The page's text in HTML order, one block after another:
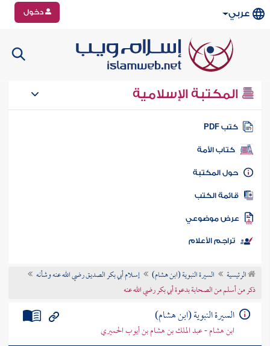
عربي دخول
المكتبة الإسلامية
كتب PDF
كتاب الأمة
المكتبة
الكتب
موضوعي
تراجم الأعلام
الرئيسية السيرة النبوية (ابن هشام)
إسلام أبي بكر الصديق رضي الله عنه وشأنه
ذكر من أسلم من الصحابة بدعوة أبي بكر رضي الله عنه
السيرة النبوية (ابن هشام)
ابن هشام - عبد الملك بن هشام بن أيوب الحميري